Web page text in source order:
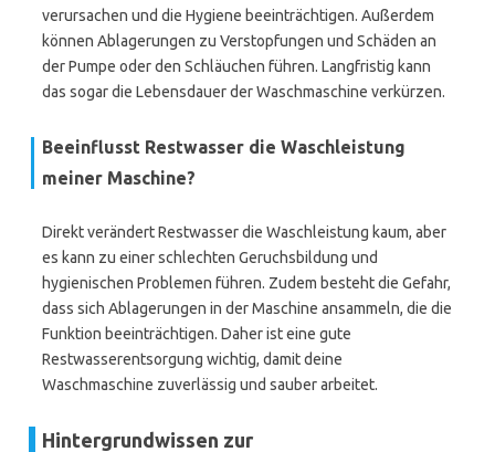
verursachen und die Hygiene beeinträchtigen. Außerdem
können Ablagerungen zu Verstopfungen und Schäden an
der Pumpe oder den Schläuchen führen. Langfristig kann
das sogar die Lebensdauer der Waschmaschine verkürzen.
Beeinflusst Restwasser die Waschleistung
meiner Maschine?
Direkt verändert Restwasser die Waschleistung kaum, aber
es kann zu einer schlechten Geruchsbildung und
hygienischen Problemen führen. Zudem besteht die Gefahr,
dass sich Ablagerungen in der Maschine ansammeln, die die
Funktion beeinträchtigen. Daher ist eine gute
Restwasserentsorgung wichtig, damit deine
Waschmaschine zuverlässig und sauber arbeitet.
Hintergrundwissen zur